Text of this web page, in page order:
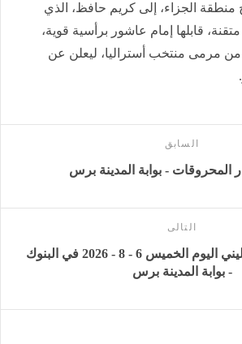
منطقة الجزاء، إلى كريم حافظ، الذي
قابلها إمام عاشور برأسية قوية،
من مرمى منتخب أستراليا، ليعلن عن
السابق
المحروقات - بوابة المدينة برس
التالى
سعر الجنيه الاسترليني اليوم الخميس 6 - 8 - 2026 في البنوك
- بوابة المدينة برس